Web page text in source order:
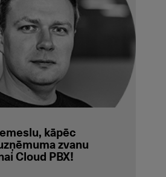
kāpēc
zvanu
Cloud PBX!